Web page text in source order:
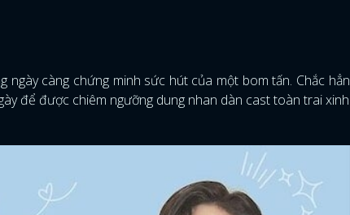
càng chứng minh sức hút của một bom tấn. Chắc hẳn
để được chiêm ngưỡng dung nhan dàn cast toàn trai xinh